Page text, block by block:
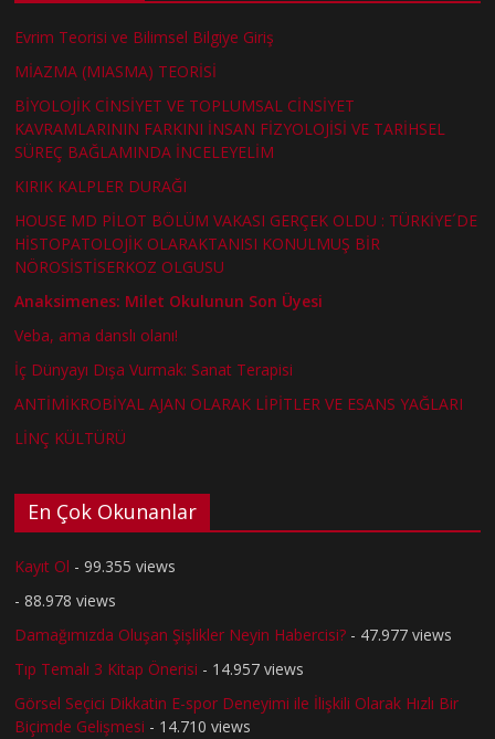
Evrim Teorisi ve Bilimsel Bilgiye Giriş
MİAZMA (MIASMA) TEORİSİ
BİYOLOJİK CİNSİYET VE TOPLUMSAL CİNSİYET
KAVRAMLARININ FARKINI İNSAN FİZYOLOJİSİ VE TARİHSEL
SÜREÇ BAĞLAMINDA İNCELEYELİM
KIRIK KALPLER DURAĞI
HOUSE MD PİLOT BÖLÜM VAKASI GERÇEK OLDU : TÜRKİYE´DE
HİSTOPATOLOJİK OLARAKTANISI KONULMUŞ BİR
NÖROSİSTİSERKOZ OLGUSU
Anaksimenes: Milet Okulunun Son Üyesi
Veba, ama danslı olanı!
İç Dünyayı Dışa Vurmak: Sanat Terapisi
ANTİMİKROBİYAL AJAN OLARAK LİPİTLER VE ESANS YAĞLARI
LİNÇ KÜLTÜRÜ
En Çok Okunanlar
Kayıt Ol - 99.355 views
- 88.978 views
Damağımızda Oluşan Şişlikler Neyin Habercisi? - 47.977 views
Tıp Temalı 3 Kitap Önerisi - 14.957 views
Görsel Seçici Dikkatin E-spor Deneyimi ile İlişkili Olarak Hızlı Bir
Biçimde Gelişmesi - 14.710 views